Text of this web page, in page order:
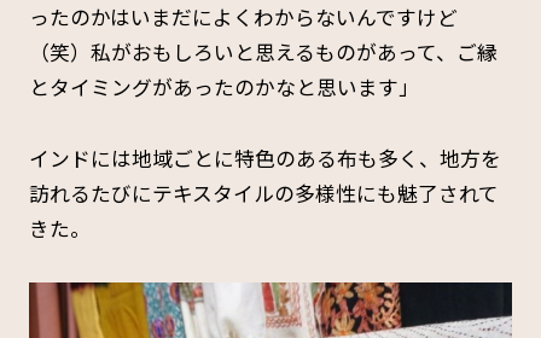
ったのかはいまだによくわからないんですけど
（笑）私がおもしろいと思えるものがあって、ご縁
とタイミングがあったのかなと思います」
インドには地域ごとに特色のある布も多く、地方を
訪れるたびにテキスタイルの多様性にも魅了されて
きた。